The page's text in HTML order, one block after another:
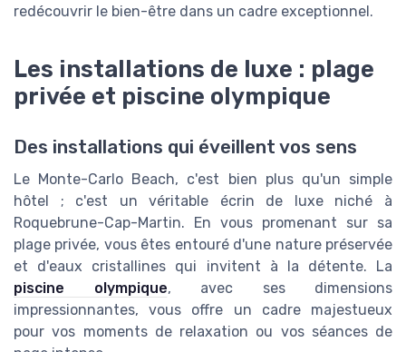
redécouvrir le bien-être dans un cadre exceptionnel.
Les installations de luxe : plage
privée et piscine olympique
Des installations qui éveillent vos sens
Le Monte-Carlo Beach, c'est bien plus qu'un simple
hôtel ; c'est un véritable écrin de luxe niché à
Roquebrune-Cap-Martin. En vous promenant sur sa
plage privée, vous êtes entouré d'une nature préservée
et d'eaux cristallines qui invitent à la détente. La
piscine olympique, avec ses dimensions
impressionnantes, vous offre un cadre majestueux
pour vos moments de relaxation ou vos séances de